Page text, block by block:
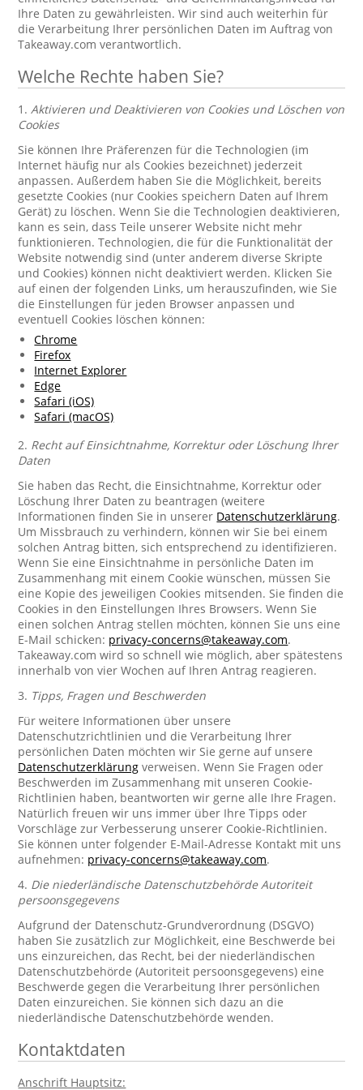
Ihre Daten zu gewährleisten. Wir sind auch weiterhin für
die Verarbeitung Ihrer persönlichen Daten im Auftrag von
Takeaway.com verantwortlich.
Welche Rechte haben Sie?
1.Aktivieren und Deaktivieren von Cookies und Löschen von
Cookies
Sie können Ihre Präferenzen für die Technologien (im
Internet häufig nur als Cookies bezeichnet) jederzeit
anpassen. Außerdem haben Sie die Möglichkeit, bereits
gesetzte Cookies (nur Cookies speichern Daten auf Ihrem
Gerät) zu löschen. Wenn Sie die Technologien deaktivieren,
kann es sein, dass Teile unserer Website nicht mehr
funktionieren. Technologien, die für die Funktionalität der
Website notwendig sind (unter anderem diverse Skripte
und Cookies) können nicht deaktiviert werden. Klicken Sie
auf einen der folgenden Links, um herauszufinden, wie Sie
die Einstellungen für jeden Browser anpassen und
eventuell Cookies löschen können:
Chrome
Firefox
Internet Explorer
Edge
Safari (iOS)
Safari (macOS)
2. Recht auf Einsichtnahme, Korrektur oder Löschung Ihrer
Daten
Sie haben das Recht, die Einsichtnahme, Korrektur oder
Löschung Ihrer Daten zu beantragen (weitere
Informationen finden Sie in unserer Datenschutzerklärung.
Um Missbrauch zu verhindern, können wir Sie bei einem
solchen Antrag bitten, sich entsprechend zu identifizieren.
Wenn Sie eine Einsichtnahme in persönliche Daten im
Zusammenhang mit einem Cookie wünschen, müssen Sie
eine Kopie des jeweiligen Cookies mitsenden. Sie finden die
Cookies in den Einstellungen Ihres Browsers. Wenn Sie
einen solchen Antrag stellen möchten, können Sie uns eine
E-Mail schicken: privacy-concerns@takeaway.com.
Takeaway.com wird so schnell wie möglich, aber spätestens
innerhalb von vier Wochen auf Ihren Antrag reagieren.
3. Tipps, Fragen und Beschwerden
Für weitere Informationen über unsere
Datenschutzrichtlinien und die Verarbeitung Ihrer
persönlichen Daten möchten wir Sie gerne auf unsere
Datenschutzerklärung verweisen. Wenn Sie Fragen oder
Beschwerden im Zusammenhang mit unseren Cookie-
Richtlinien haben, beantworten wir gerne alle Ihre Fragen.
Natürlich freuen wir uns immer über Ihre Tipps oder
Vorschläge zur Verbesserung unserer Cookie-Richtlinien.
Sie können unter folgender E-Mail-Adresse Kontakt mit uns
aufnehmen: privacy-concerns@takeaway.com.
4. Die niederländische Datenschutzbehörde Autoriteit
persoonsgegevens
Aufgrund der Datenschutz-Grundverordnung (DSGVO)
haben Sie zusätzlich zur Möglichkeit, eine Beschwerde bei
uns einzureichen, das Recht, bei der niederländischen
Datenschutzbehörde (Autoriteit persoonsgegevens) eine
Beschwerde gegen die Verarbeitung Ihrer persönlichen
Daten einzureichen. Sie können sich dazu an die
niederländische Datenschutzbehörde wenden.
Kontaktdaten
Anschrift Hauptsitz: